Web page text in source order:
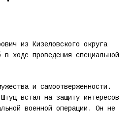
из Кизеловского округа
в ходе проведения специальной
и самоотверженности.
встал на защиту интересов
военной операции. Он не